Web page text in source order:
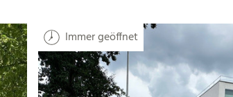
Immer geöffnet